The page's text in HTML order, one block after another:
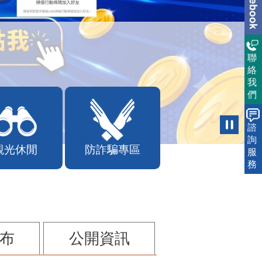
光休閒 防詐騙專區
公開資訊
聯
絡
我
們
諮
詢
服
務